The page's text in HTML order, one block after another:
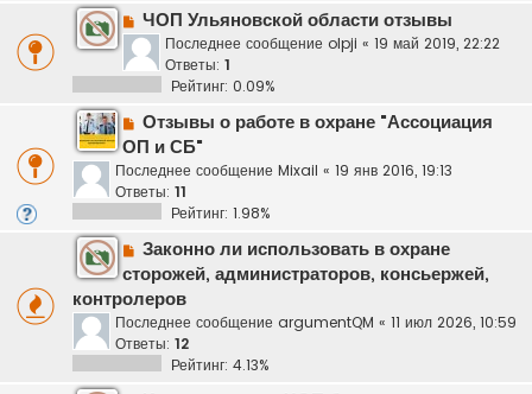
ЧОП Ульяновской области отзывы
Последнее сообщение olpji « 19 май 2019, 22:22
Ответы: 1
Рейтинг: 0.09%
Отзывы о работе в охране "Ассоциация
ОП и СБ"
Последнее сообщение Mixail « 19 янв 2016, 19:13
Ответы: 11
Рейтинг: 1.98%
Законно ли использовать в охране
сторожей, администраторов, консьержей,
контролеров
Последнее сообщение argumentQM « 11 июл 2026, 10:59
Ответы: 12
Рейтинг: 4.13%